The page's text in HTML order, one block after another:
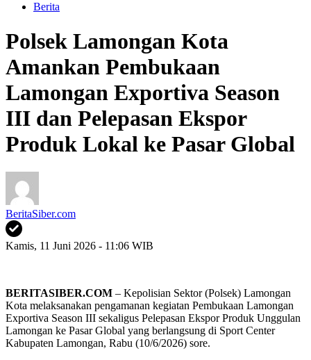
Berita
Polsek Lamongan Kota
Amankan Pembukaan
Lamongan Exportiva Season
III dan Pelepasan Ekspor
Produk Lokal ke Pasar Global
BeritaSiber.com
Kamis, 11 Juni 2026 - 11:06 WIB
BERITASIBER.COM – Kepolisian Sektor (Polsek) Lamongan
Kota melaksanakan pengamanan kegiatan Pembukaan Lamongan
Exportiva Season III sekaligus Pelepasan Ekspor Produk Unggulan
Lamongan ke Pasar Global yang berlangsung di Sport Center
Kabupaten Lamongan, Rabu (10/6/2026) sore.